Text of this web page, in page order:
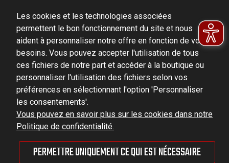
Ludowa 59, 43-514 Kaniów, POLAND
VAT ID No.: 6521751083
dominator@dominator.pl
© Copyright 2022 | Dominator Group Sp. z o. o.
AFFICHER LA VERSION COMPLÈTE DU SITE
Les cookies et les technologies associées
permettent le bon fonctionnement du site et nous
aident à personnaliser notre offre en fonction de vos
besoins. Vous pouvez accepter l'utilisation de tous
ces fichiers de notre part et accéder à la boutique ou
personnaliser l'utilisation des fichiers selon vos
préférences en sélectionnant l'option 'Personnaliser
les consentements'.
Vous pouvez en savoir plus sur les cookies dans notre
Politique de confidentialité.
PERMETTRE UNIQUEMENT CE QUI EST NÉCESSAIRE